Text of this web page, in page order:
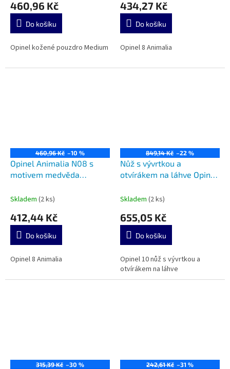
460,96 Kč
Do košíku
Opinel kožené pouzdro Medium
434,27 Kč
Do košíku
Opinel 8 Animalia
460,96 Kč –10 %
Opinel Animalia N08 s
motivem medvěda
Skladem (2 ks)
412,44 Kč
Do košíku
Opinel 8 Animalia
849,14 Kč –22 %
Nůž s vývrtkou a
otvírákem na láhve Opinel
Skladem (2 ks)
655,05 Kč
Do košíku
Opinel 10 nůž s vývrtkou a
otvírákem na láhve
315,39 Kč –30 % 242,61 Kč –31 %